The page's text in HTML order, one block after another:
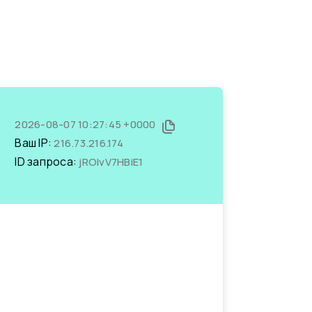
2026-08-07 10:27:45 +0000
Ваш IP:216.73.216.174
ID запроса: jROlvV7HBiE1